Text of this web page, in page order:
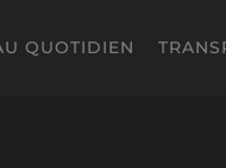
QUOTIDIEN